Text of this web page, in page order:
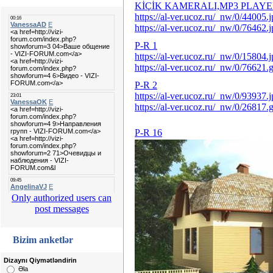
Only authorized users can
post messages
Bizim anketlər
Dizaynı Qiymətləndirin
Əla
KİÇİK KAMERALI,MP3
https://al-ver.ucoz.ru/_nw/0/
https://al-ver.ucoz.ru/_nw/0/
P-R 1
https://al-ver.ucoz.ru/_nw/0/
https://al-ver.ucoz.ru/_nw/0/
P-R 2
https://al-ver.ucoz.ru/_nw/0/
https://al-ver.ucoz.ru/_nw/0/
P-R 16